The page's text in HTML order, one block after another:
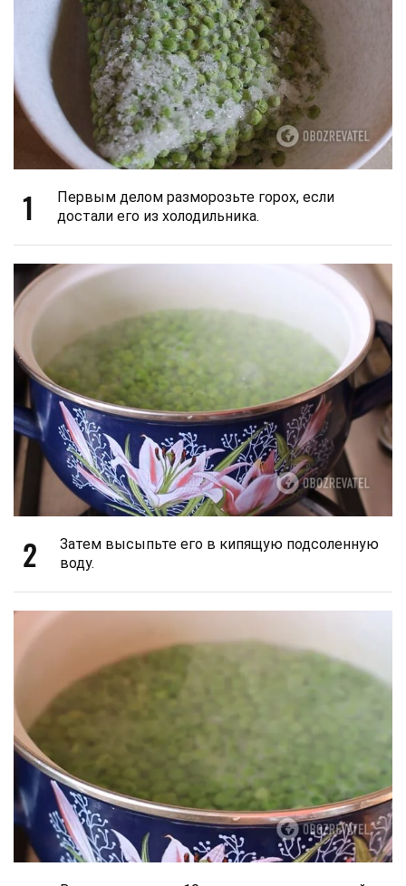
1
Первым делом разморозьте горох, если
достали его из холодильника.
2
Затем высыпьте его в кипящую подсоленную
воду.